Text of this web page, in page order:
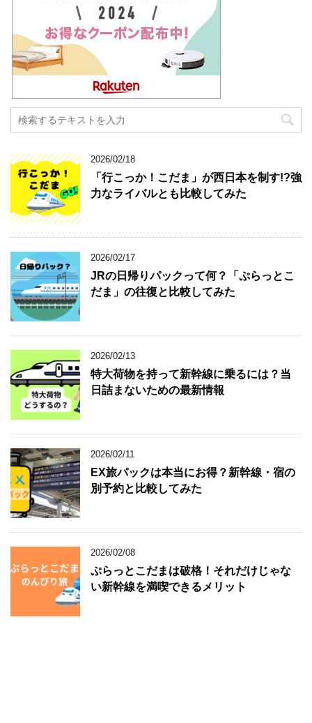
2026/02/18
「行こっか！こだま」が西日本を制す!?強
力なライバルとも比較してみた
2026/02/17
JRの日帰りパックって何？「ぷらっとこ
だま」の往復と比較してみた
2026/02/13
特大荷物を持って新幹線に乗るには？当
日詰まないための最新情報
2026/02/11
EX旅パックは本当にお得？新幹線・宿の
別予約と比較してみた
2026/02/08
ぷらっとこだまは破格！それだけじゃな
い新幹線を満喫できるメリット